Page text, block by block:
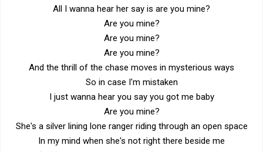
All I wanna hear her say is are you mine?
Are you mine?
Are you mine?
Are you mine?
And the thrill of the chase moves in mysterious ways
So in case I'm mistaken
I just wanna hear you say you got me baby
Are you mine?
She's a silver lining lone ranger riding through an open space
In my mind when she's not right there beside me